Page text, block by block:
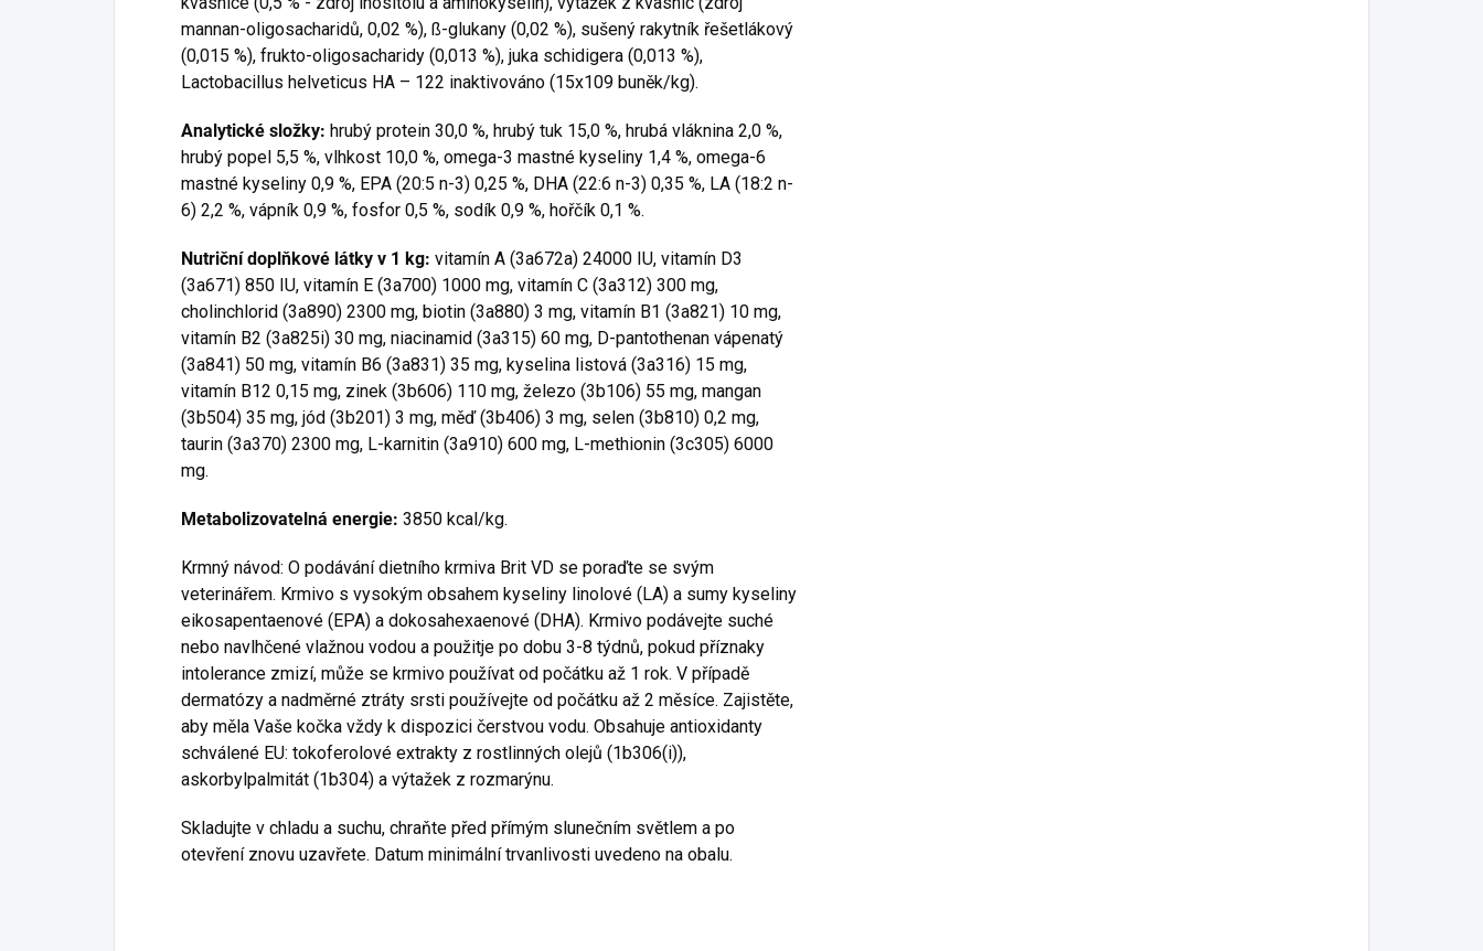
mannan-oligosacharidů, 0,02 %), ß-glukany (0,02 %), sušený rakytník řešetlákový
(0,015 %), frukto-oligosacharidy (0,013 %), juka schidigera (0,013 %),
Lactobacillus helveticus HA – 122 inaktivováno (15x109 buněk/kg).
Analytické složky: hrubý protein 30,0 %, hrubý tuk 15,0 %, hrubá vláknina 2,0 %,
hrubý popel 5,5 %, vlhkost 10,0 %, omega-3 mastné kyseliny 1,4 %, omega-6
mastné kyseliny 0,9 %, EPA (20:5 n-3) 0,25 %, DHA (22:6 n-3) 0,35 %, LA (18:2 n-
6) 2,2 %, vápník 0,9 %, fosfor 0,5 %, sodík 0,9 %, hořčík 0,1 %.
Nutriční doplňkové látky v 1 kg: vitamín A (3a672a) 24000 IU, vitamín D3
(3a671) 850 IU, vitamín E (3a700) 1000 mg, vitamín C (3a312) 300 mg,
cholinchlorid (3a890) 2300 mg, biotin (3a880) 3 mg, vitamín B1 (3a821) 10 mg,
vitamín B2 (3a825i) 30 mg, niacinamid (3a315) 60 mg, D-pantothenan vápenatý
(3a841) 50 mg, vitamín B6 (3a831) 35 mg, kyselina listová (3a316) 15 mg,
vitamín B12 0,15 mg, zinek (3b606) 110 mg, železo (3b106) 55 mg, mangan
(3b504) 35 mg, jód (3b201) 3 mg, měď (3b406) 3 mg, selen (3b810) 0,2 mg,
taurin (3a370) 2300 mg, L-karnitin (3a910) 600 mg, L-methionin (3c305) 6000
mg.
Metabolizovatelná energie: 3850 kcal/kg.
Krmný návod: O podávání dietního krmiva Brit VD se poraďte se svým
veterinářem. Krmivo s vysokým obsahem kyseliny linolové (LA) a sumy kyseliny
eikosapentaenové (EPA) a dokosahexaenové (DHA). Krmivo podávejte suché
nebo navlhčené vlažnou vodou a použitje po dobu 3-8 týdnů, pokud příznaky
intolerance zmizí, může se krmivo používat od počátku až 1 rok. V případě
dermatózy a nadměrné ztráty srsti používejte od počátku až 2 měsíce. Zajistěte,
aby měla Vaše kočka vždy k dispozici čerstvou vodu. Obsahuje antioxidanty
schválené EU: tokoferolové extrakty z rostlinných olejů (1b306(i)),
askorbylpalmitát (1b304) a výtažek z rozmarýnu.
Skladujte v chladu a suchu, chraňte před přímým slunečním světlem a po
otevření znovu uzavřete. Datum minimální trvanlivosti uvedeno na obalu.